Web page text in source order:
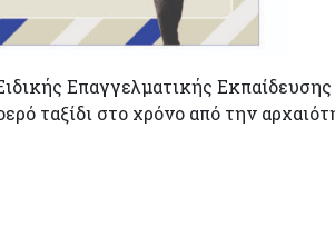
Επαγγελματικής
ταξίδι στο χρόνο από την